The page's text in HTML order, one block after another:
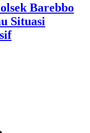
Barebbo
Situasi